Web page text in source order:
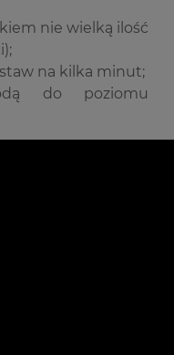
nie wielką ilość
na kilka minut;
do poziomu